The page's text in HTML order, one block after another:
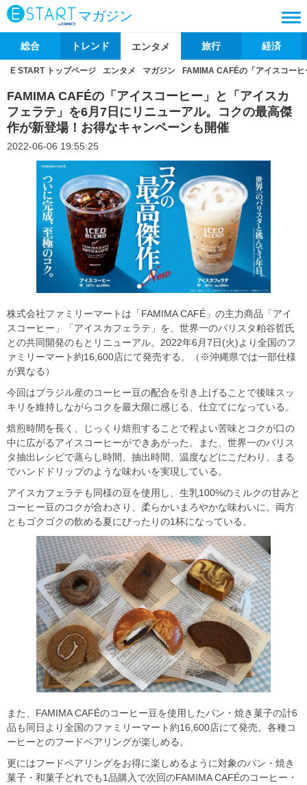
マガジン
総合 トレンド エンタメ 旅行 経済
E START トップページ エンタメ マガジン FAMIMA CAFÉの「アイスコー
FAMIMA CAFÉの「アイスコーヒー」と「アイスカ
フェラテ」を6月7日にリニューアル。コクの最高傑
作が新登場！お得なキャンペーンも開催
2022-06-06 19:55:25
株式会社ファミリーマートは「FAMIMA CAFÉ」の主力商品「アイ
スコーヒー」「アイスカフェラテ」を、世界一のバリスタ粕谷哲氏
との共同開発のもとリニューアル。2022年6月7日(火)より全国のフ
ァミリーマート約16,600店にて発売する。（※沖縄県では一部仕様
が異なる）
今回はブラジル産のコーヒー豆の配合を引き上げることで後味スッ
キリを維持しながらコクを最大限に感じる、仕立てになっている。
焙煎時間を長く、じっくり焙煎することで程よい苦味とコクが口の
中に広がるアイスコーヒーができあがった。また、世界一のバリス
タ抽出レシピで蒸らし時間、抽出時間、温度などにこだわり、まる
でハンドドリップのような味わいを実現している。
アイスカフェラテも同様の豆を使用し、生乳100%のミルクの甘みと
コーヒー豆のコクが合わさり、柔らかいまろやかな味わいに。両方
ともゴクゴクの飲める夏にぴったりの1杯になっている。
また、FAMIMA CAFÉのコーヒー豆を使用したパン・焼き菓子の計6
品も同日より全国のファミリーマート約16,600店にて発売。各種コ
ーヒーとのフードペアリングが楽しめる。
更にはフードペアリングをお得に楽しめるように対象のパン・焼き
菓子・和菓子どれでも1品購入で次回のFAMIMA CAFÉのコーヒー・